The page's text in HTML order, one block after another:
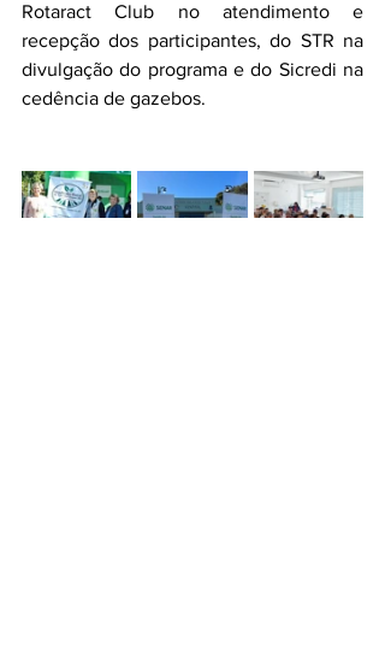
Rotaract Club no atendimento e
recepção dos participantes, do STR na
divulgação do programa e do Sicredi na
cedência de gazebos.